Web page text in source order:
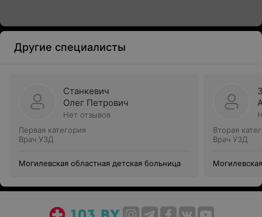
Другие специалисты
Станкевич
Олег Петрович
Нет отзывов
Первая категория
Врач УЗД
Могилевская областная детская больница
Вторая
Врач УЗД